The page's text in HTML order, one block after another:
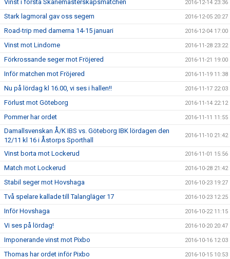
Vinst i första Skånemästerskapsmatchen 2016-12-14 23:36
Stark lagmoral gav oss segern 2016-12-05 20:27
Road-trip med damerna 14-15 januari 2016-12-04 17:00
Vinst mot Lindome 2016-11-28 23:22
Förkrossande seger mot Fröjered 2016-11-21 19:00
Inför matchen mot Fröjered 2016-11-19 11:38
Nu på lördag kl 16.00, vi ses i hallen!! 2016-11-17 22:03
Förlust mot Göteborg 2016-11-14 22:12
Pommer har ordet 2016-11-11 11:55
Damallsvenskan Å/K IBS vs. Göteborg IBK lördagen den
12/11 kl 16 i Åstorps Sporthall
2016-11-10 21:42
Vinst borta mot Lockerud 2016-11-01 15:56
Match mot Lockerud 2016-10-28 21:42
Stabil seger mot Hovshaga 2016-10-23 19:27
Två spelare kallade till Talangläger 17 2016-10-23 12:25
Inför Hovshaga 2016-10-22 11:15
Vi ses på lördag! 2016-10-20 20:47
Imponerande vinst mot Pixbo 2016-10-16 12:03
Thomas har ordet inför Pixbo 2016-10-15 10:53